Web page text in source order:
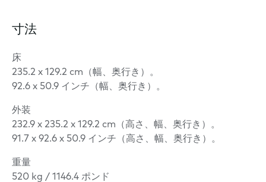
寸法
床
235.2 x 129.2 cm（幅、奥行き）。
92.6 x 50.9 インチ（幅、奥行き）。
外装
232.9 x 235.2 x 129.2 cm（高さ、幅、奥行き）。
91.7 x 92.6 x 50.9 インチ（高さ、幅、奥行き）。
重量
520 kg / 1146.4 ポンド